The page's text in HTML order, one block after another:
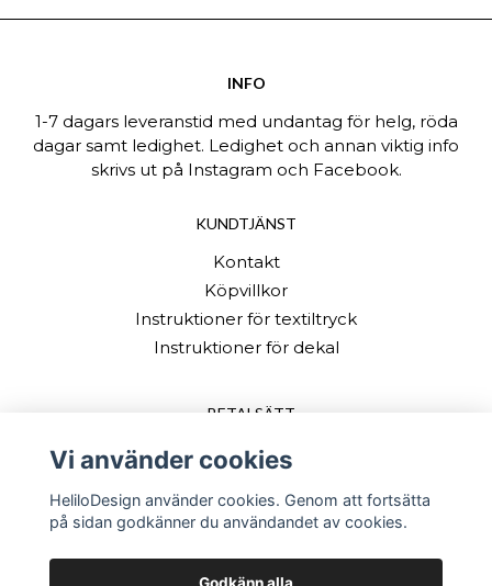
INFO
1-7 dagars leveranstid med undantag för helg, röda
dagar samt ledighet. Ledighet och annan viktig info
skrivs ut på Instagram och Facebook.
KUNDTJÄNST
Kontakt
Köpvillkor
Instruktioner för textiltryck
Instruktioner för dekal
BETALSÄTT
Vi använder cookies
HeliloDesign använder cookies. Genom att fortsätta
på sidan godkänner du användandet av cookies.
Godkänn alla